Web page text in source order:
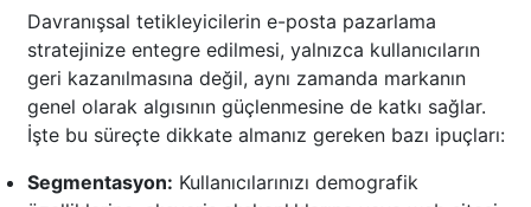
Davranışsal tetikleyicilerin e-posta pazarlama
stratejinize entegre edilmesi, yalnızca kullanıcıların
geri kazanılmasına değil, aynı zamanda markanın
genel olarak algısının güçlenmesine de katkı sağlar.
İşte bu süreçte dikkate almanız gereken bazı ipuçları:
Segmentasyon: Kullanıcılarınızı demografik